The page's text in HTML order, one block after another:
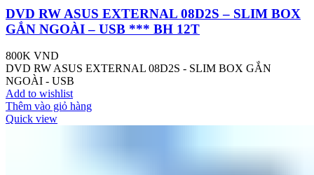
DVD RW ASUS EXTERNAL 08D2S – SLIM BOX
GẮN NGOÀI – USB *** BH 12T
800K VND
DVD RW ASUS EXTERNAL 08D2S - SLIM BOX GẮN
NGOÀI - USB
Add to wishlist
Thêm vào giỏ hàng
Quick view